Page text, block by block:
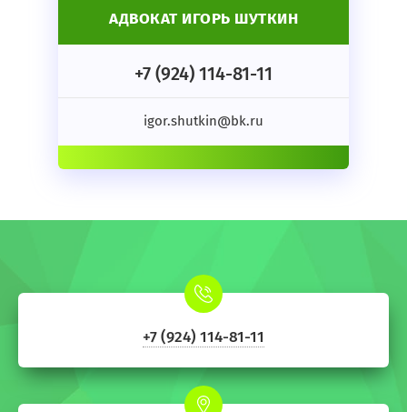
АДВОКАТ ИГОРЬ ШУТКИН
+7 (924) 114-81-11
igor.shutkin@bk.ru
+7 (924) 114-81-11